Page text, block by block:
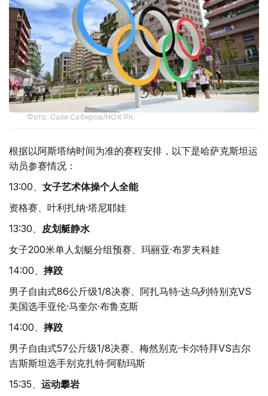
Фото: Сали Сабиров/НОК РК
根据以阿斯塔纳时间为准的赛程安排，以下是哈萨克斯坦运
动员参赛情况：
13:00、 女子艺术体操个人全能
资格赛、叶利扎纳·塔尼耶娃
13:30、 皮划艇静水
女子200米单人划艇分组预赛、玛丽亚·布罗夫科娃
14:00、 摔跤
男子自由式86公斤级1/8决赛、阿扎马特·达乌列特别克VS
美国选手亚伦·马奎尔·布鲁克斯
14:00、 摔跤
男子自由式57公斤级1/8决赛、梅然别克·卡尔特拜VS吉尔
吉斯斯坦选手别克扎特·阿勒玛斯
15:35、 运动攀岩